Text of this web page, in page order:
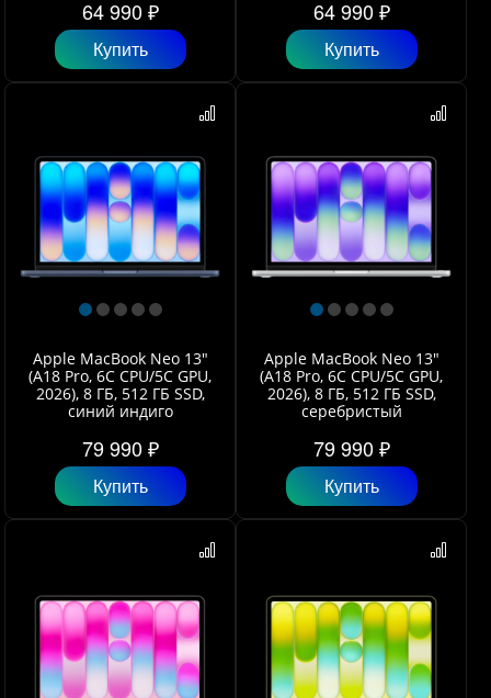
64 990 ₽
Купить
64 990 ₽
Купить
Apple MacBook Neo 13"
(A18 Pro, 6C СPU/5С GPU,
2026), 8 ГБ, 512 ГБ SSD,
синий индиго
79 990 ₽
Купить
Apple MacBook Neo 13"
(A18 Pro, 6C СPU/5С GPU,
2026), 8 ГБ, 512 ГБ SSD,
серебристый
79 990 ₽
Купить